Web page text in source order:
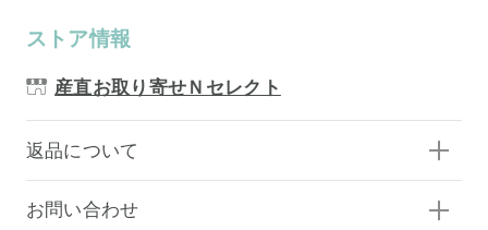
ストア情報
産直お取り寄せＮセレクト
返品について
お問い合わせ